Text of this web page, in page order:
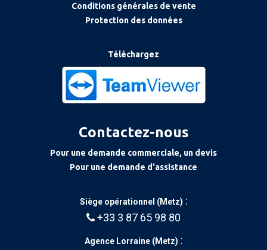
Conditions générales de vente
Protection des données
Téléchargez
Contactez-nous
Pour une demande commerciale, un devis
Pour une demande d'assistance
Siège opérationnel (Metz) :
+33 3 87 65 98 80
Agence Lorraine (Metz) :